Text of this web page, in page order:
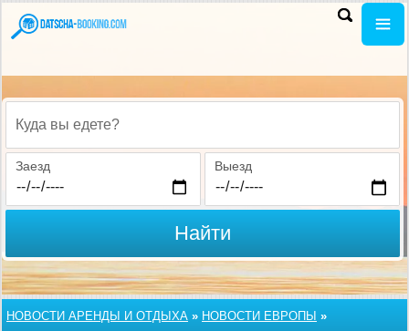
Куда вы едете?
Заезд Выезд
Найти
НОВОСТИ АРЕНДЫ И ОТДЫХА » НОВОСТИ ЕВРОПЫ »